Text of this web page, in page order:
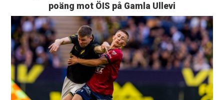
poäng mot ÖIS på Gamla Ullevi